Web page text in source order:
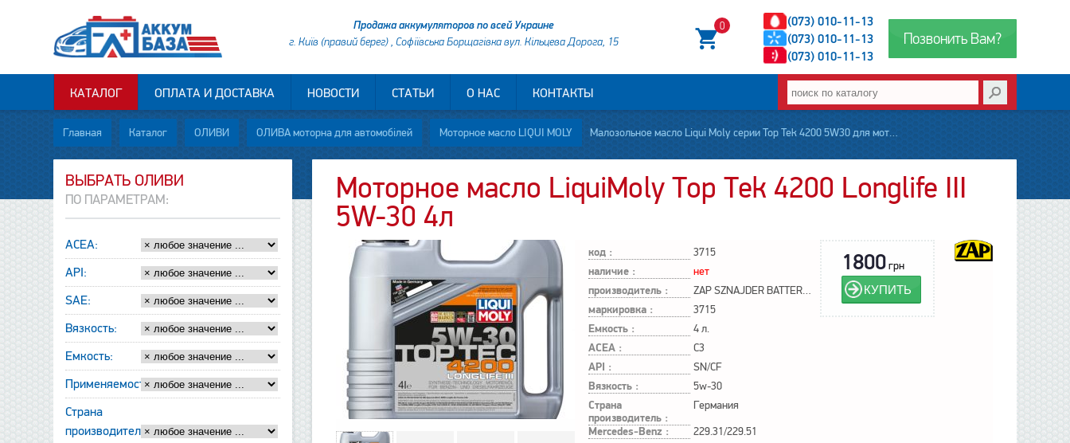
Позвонить Вам?
(073) 010-11-13
(073) 010-11-13
(073) 010-11-13
0
Продажа аккумуляторов по всей Украине
г. Київ (правий берег) , Софіївська Борщагівка вул. Кільцева Дорога, 15
КАТАЛОГ ОПЛАТА И ДОСТАВКА НОВОСТИ СТАТЬИ О НАС КОНТАКТЫ
Главная Каталог ОЛИВИ ОЛИВА моторна для автомобілей Моторное масло LIQUI MOLY Малозольное масло Liqui Moly серии Top Tek 4200 5W30 для моторов
Моторное масло LiquiMoly Top Tek 4200 Longlife III
5W-30 4л
код : 3715
наличие : нет
производитель : ZAP SZNAJDER BATTERIEN S.A.
маркировка : 3715
Емкость : 4 л.
ACEA : C3
API : SN/CF
Вязкость : 5w-30
Страна
производитель :
Германия
Mercedes-Benz : 229.31/229.51
1800грн
КУПИТЬ
ВЫБРАТЬ ОЛИВИ
ПО ПАРАМЕТРАМ:
ACEA:
API:
SAE:
Вязкость:
Емкость:
Применяемость:
Страна
производитель: